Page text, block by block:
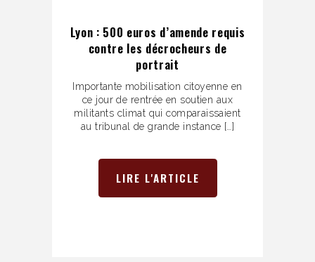
Lyon : 500 euros d’amende requis
contre les décrocheurs de
portrait
Importante mobilisation citoyenne en
ce jour de rentrée en soutien aux
militants climat qui comparaissaient
au tribunal de grande instance […]
LIRE L'ARTICLE